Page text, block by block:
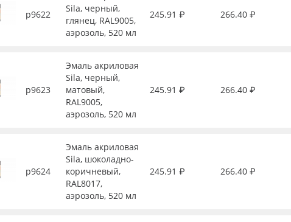
р9622
Sila, черный,
глянец, RAL9005,
аэрозоль, 520 мл
245.91 ₽ 266.40 ₽
р9623
Эмаль акриловая
Sila, черный,
матовый,
RAL9005,
аэрозоль, 520 мл
245.91 ₽ 266.40 ₽
р9624
Эмаль акриловая
Sila, шоколадно-
коричневый,
RAL8017,
аэрозоль, 520 мл
245.91 ₽ 266.40 ₽